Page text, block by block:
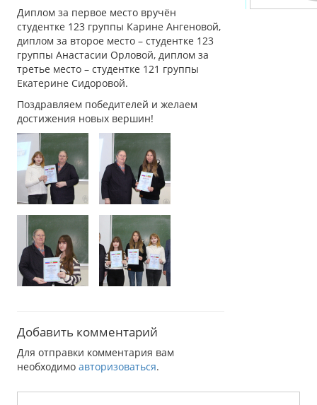
Диплом за первое место вручён
студентке 123 группы Карине Ангеновой,
диплом за второе место – студентке 123
группы Анастасии Орловой, диплом за
третье место – студентке 121 группы
Екатерине Сидоровой.
Поздравляем победителей и желаем
достижения новых вершин!
Добавить комментарий
Для отправки комментария вам
необходимо авторизоваться.